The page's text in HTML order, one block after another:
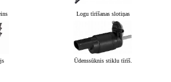
Logu tīrīšanas slotiņas
Ūdenssūknis stiklu tīrīš.